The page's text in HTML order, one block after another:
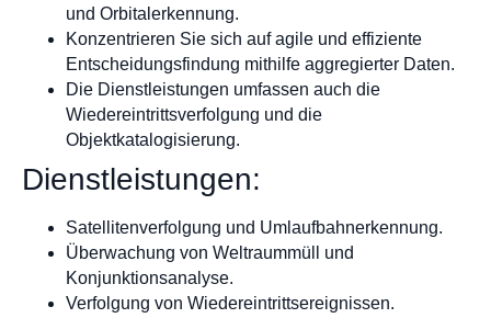
und Orbitalerkennung.
Konzentrieren Sie sich auf agile und effiziente
Entscheidungsfindung mithilfe aggregierter Daten.
Die Dienstleistungen umfassen auch die
Wiedereintrittsverfolgung und die
Objektkatalogisierung.
Dienstleistungen:
Satellitenverfolgung und Umlaufbahnerkennung.
Überwachung von Weltraummüll und
Konjunktionsanalyse.
Verfolgung von Wiedereintrittsereignissen.